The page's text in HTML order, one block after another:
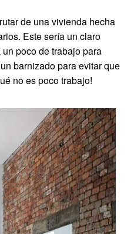
de una vivienda hecha
Este sería un claro
poco de trabajo para
barnizado para evitar que
no es poco trabajo!